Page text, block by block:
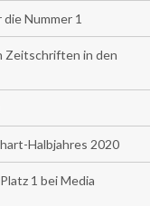
Nummer 1
Zeitschriften in den
Halbjahres 2020
1 bei Media